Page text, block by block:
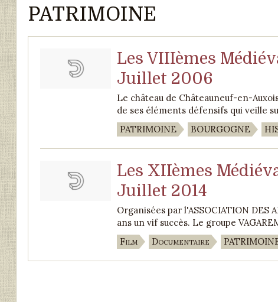
PATRIMOINE
Les VIIIèmes
Juillet 2006
Le château de Châteauneuf-en-
de ses éléments défensifs qui veille
PATRIMOINE
BOURGOGNE
Les XIIèmes
Juillet 2014
Organisées par l'ASSOCIATION DES
ans un vif succès. Le groupe
Film
Documentaire